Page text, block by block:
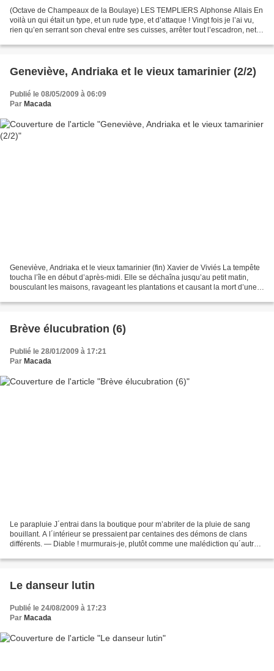
(Octave de Champeaux de la Boulaye) LES TEMPLIERS Alphonse Allais En
voilà un qui était un type, et un rude type, et d’attaque ! Vingt fois je l’ai vu,
rien qu’en serrant son cheval entre ses cuisses, arrêter tout l’escadron, net. Il
Geneviève, Andriaka et le vieux tamarinier (2/2)
Publié le 08/05/2009 à 06:09
Par Macada
Geneviève, Andriaka et le vieux tamarinier (fin) Xavier de Viviés La tempête
toucha l’île en début d’après-midi. Elle se déchaîna jusqu’au petit matin,
bousculant les maisons, ravageant les plantations et causant la mort d’une
Brève élucubration (6)
Publié le 28/01/2009 à 17:21
Par Macada
Le parapluie J´entrai dans la boutique pour m’abriter de la pluie de sang
bouillant. A l´intérieur se pressaient par centaines des démons de clans
différents. — Diable ! murmurais-je, plutôt comme une malédiction qu´autre
Le danseur lutin
Publié le 24/08/2009 à 17:23
Par Macada